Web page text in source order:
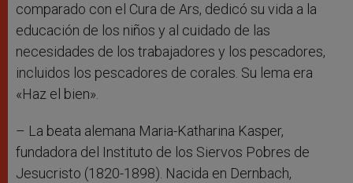
comparado con el Cura de Ars, dedicó su vida a la
educación de los niños y al cuidado de las
necesidades de los trabajadores y los pescadores,
incluidos los pescadores de corales. Su lema era
«Haz el bien».
– La beata alemana Maria-Katharina Kasper,
fundadora del Instituto de los Siervos Pobres de
Jesucristo (1820-1898). Nacida en Dernbach,